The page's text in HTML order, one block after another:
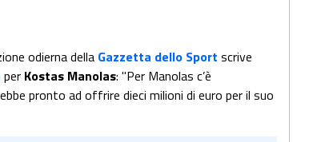
odierna della Gazzetta dello Sport scrive
per Kostas Manolas: "Per Manolas c’è
pronto ad offrire dieci milioni di euro per il suo